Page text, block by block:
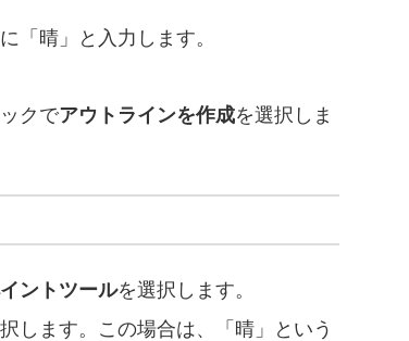
「晴」と入力します。
クでアウトラインを作成を選択しま
ントツールを選択します。
します。この場合は、「晴」という